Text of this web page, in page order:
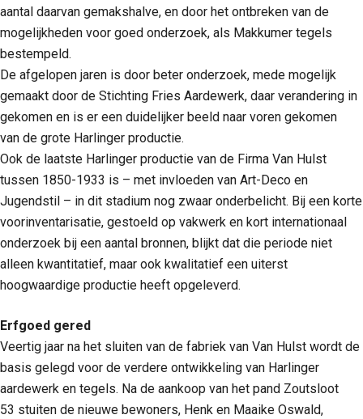
aantal daarvan gemakshalve, en door het ontbreken van de
mogelijkheden voor goed onderzoek, als Makkumer tegels
bestempeld.
De afgelopen jaren is door beter onderzoek, mede mogelijk
gemaakt door de Stichting Fries Aardewerk, daar verandering in
gekomen en is er een duidelijker beeld naar voren gekomen
van de grote Harlinger productie.
Ook de laatste Harlinger productie van de Firma Van Hulst
tussen 1850-1933 is – met invloeden van Art-Deco en
Jugendstil – in dit stadium nog zwaar onderbelicht. Bij een korte
voorinventarisatie, gestoeld op vakwerk en kort internationaal
onderzoek bij een aantal bronnen, blijkt dat die periode niet
alleen kwantitatief, maar ook kwalitatief een uiterst
hoogwaardige productie heeft opgeleverd.
Erfgoed gered
Veertig jaar na het sluiten van de fabriek van Van Hulst wordt de
basis gelegd voor de verdere ontwikkeling van Harlinger
aardewerk en tegels. Na de aankoop van het pand Zoutsloot
53 stuiten de nieuwe bewoners, Henk en Maaike Oswald,